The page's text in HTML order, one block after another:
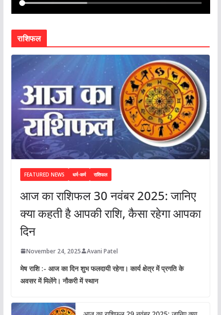
राशिफल
FEATURED NEWS धर्म-कर्म राशिफल
आज का राशिफल 30 नवंबर 2025: जानिए
क्या कहती है आपकी राशि, कैसा रहेगा आपका
दिन
November 24, 2025 Avani Patel
मेष राशि :- आज का दिन शुभ फलदायी रहेगा। कार्य क्षेत्र में प्रगति के
अवसर में मिलेंगे। नौकरी में स्थान